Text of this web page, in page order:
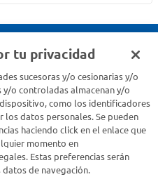
con nosotros acá
tu privacidad
sucesoras y/o cesionarias y/o
o controladas almacenan y/o
como los identificadores
los datos personales. Se pueden
haciendo click en el enlace que
momento en
Estas preferencias serán
de navegación.